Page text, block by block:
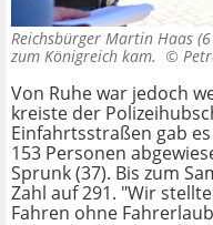
Reichsbürger Martin Haas
zum Königreich kam. ©
Von Ruhe war jedoch
kreiste der
Einfahrtsstraßen gab
153 Personen
Sprunk (37). Bis zum
Zahl auf 291. "Wir
Fahren ohne